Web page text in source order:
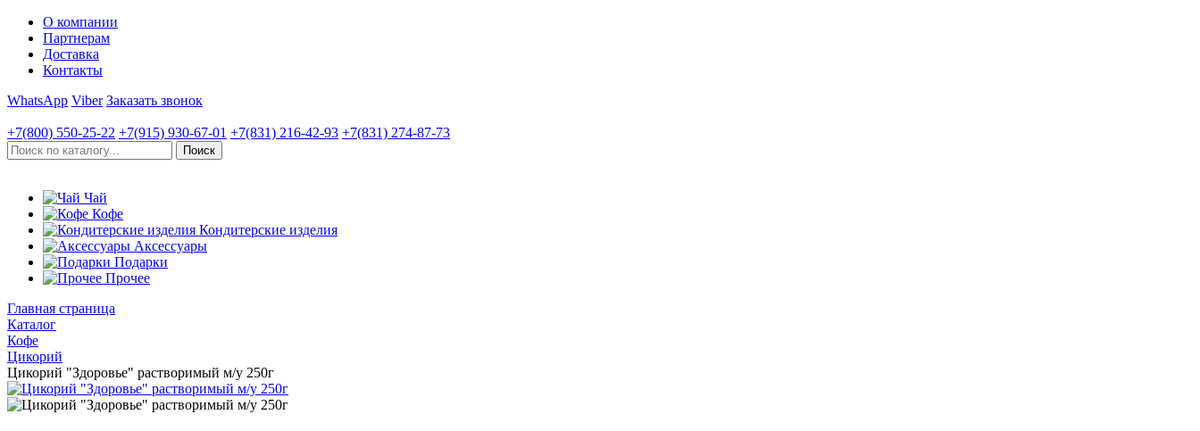
О компании
Партнерам
Доставка
Контакты
WhatsApp Viber Заказать звонок
+7(800) 550-25-22 +7(915) 930-67-01 +7(831) 216-42-93 +7(831) 274-87-73
Чай
Кофе
Кондитерские изделия
Аксессуары
Подарки
Прочее
Главная страница
Каталог
Кофе
Цикорий
Цикорий "Здоровье" растворимый м/у 250г